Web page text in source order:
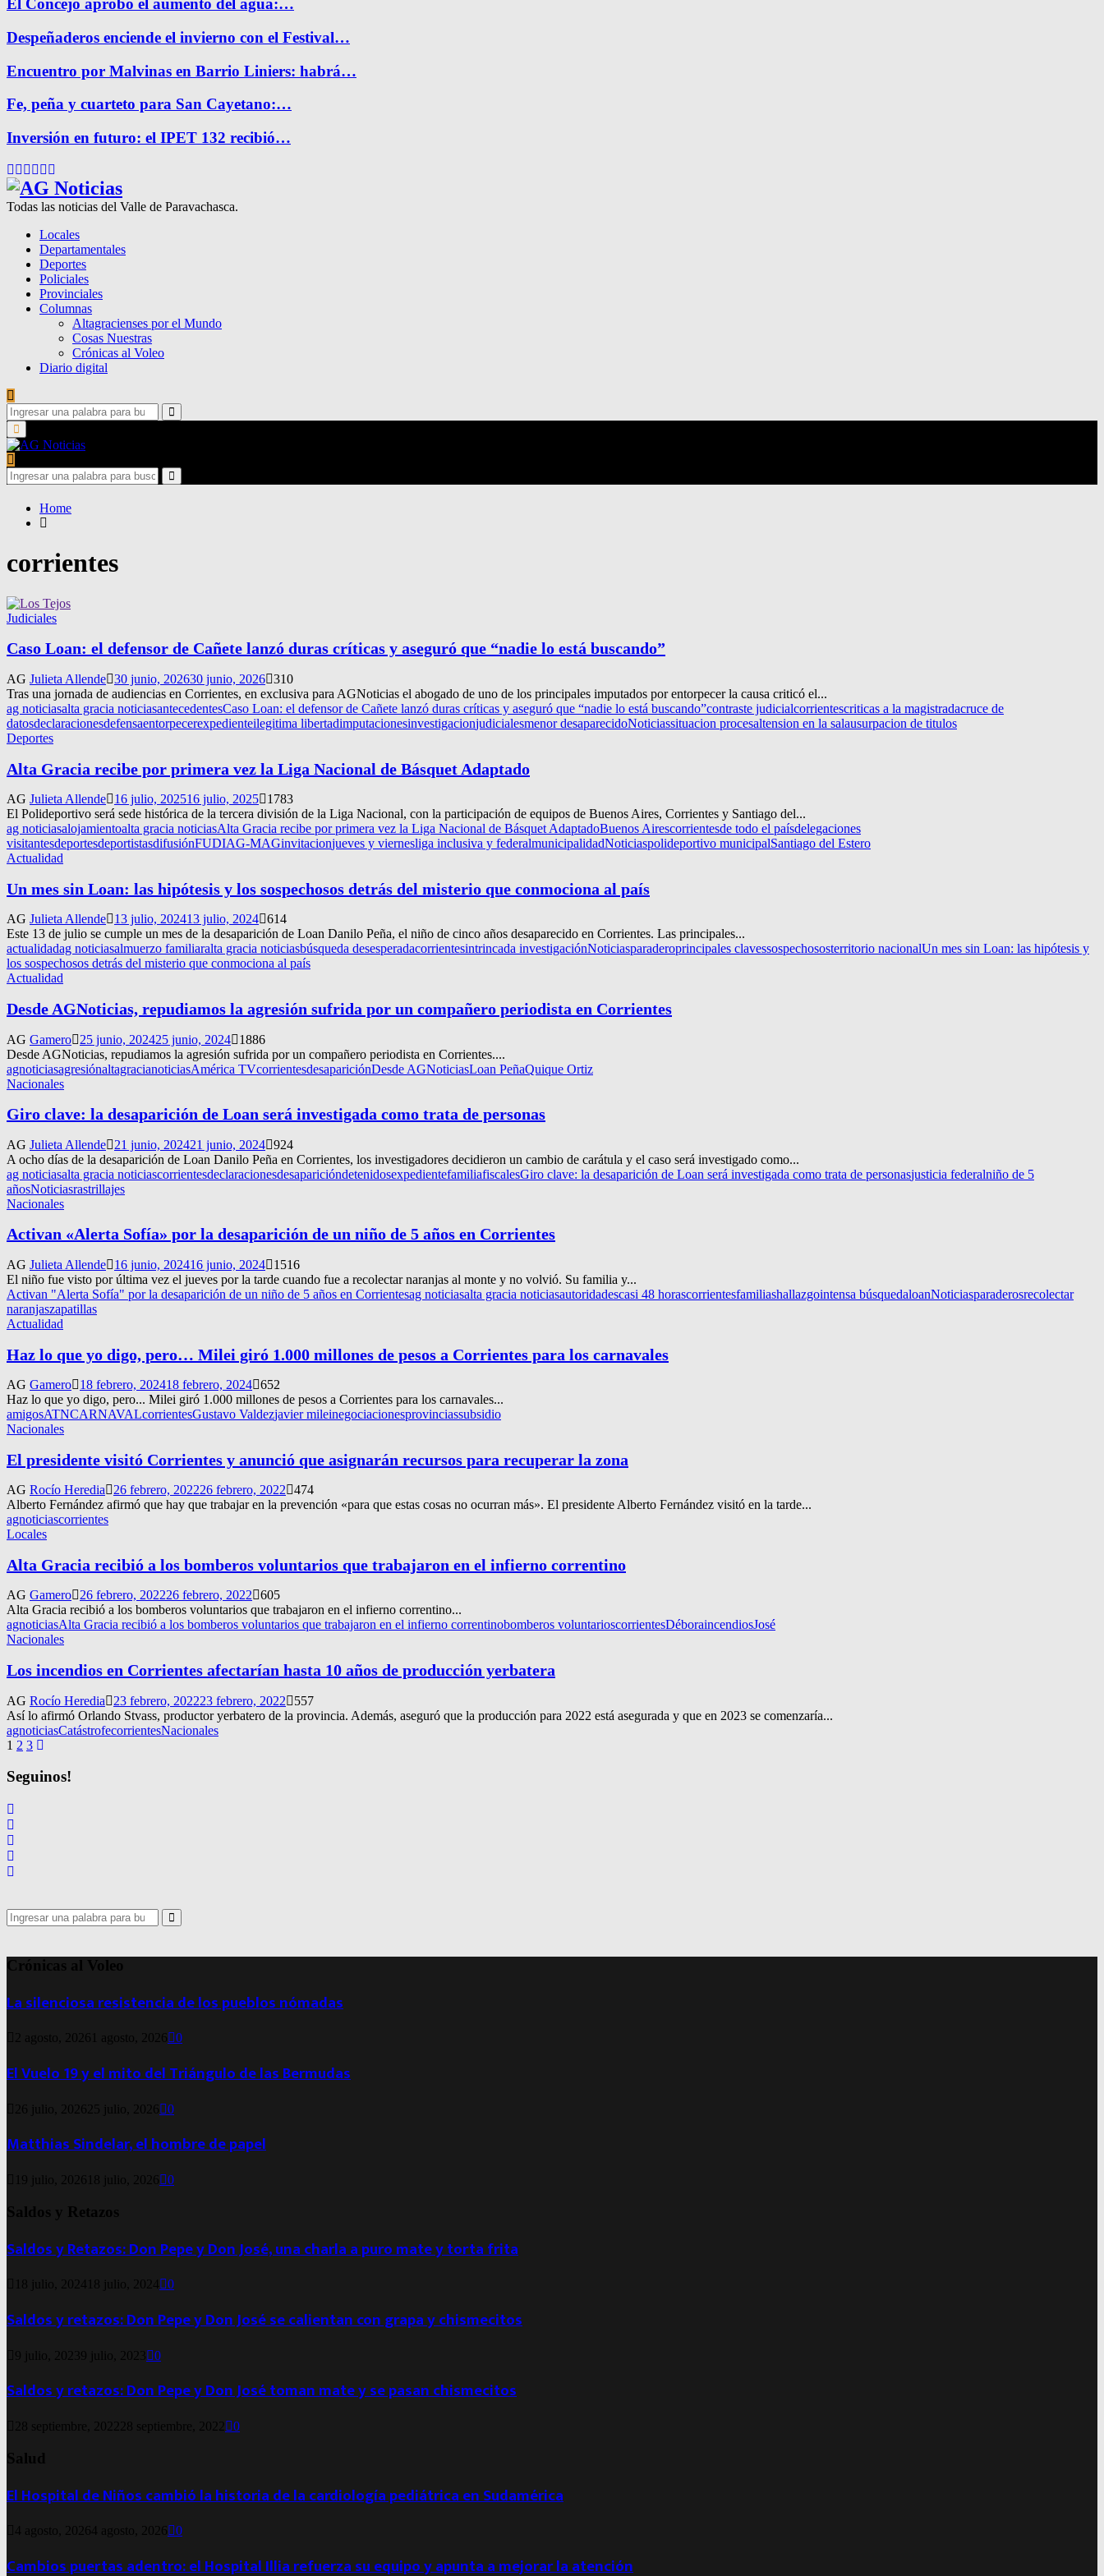
El Concejo aprobó el aumento del agua:…
Despeñaderos enciende el invierno con el Festival…
Encuentro por Malvinas en Barrio Liniers: habrá…
Fe, peña y cuarteto para San Cayetano:…
Inversión en futuro: el IPET 132 recibió…
Facebook
Twitter
Instagram
Pinterest
Google
Todas las noticias del Valle de Paravachasca.
Locales
Departamentales
Deportes
Policiales
Provinciales
Columnas
Altagracienses por el Mundo
Cosas Nuestras
Crónicas al Voleo
Diario digital
Search
for:
Search
Primary
Menu
Search
for:
Search
Home
corrientes
Judiciales
Caso Loan: el defensor de Cañete lanzó duras críticas y aseguró que “nadie lo está buscando”
AG Julieta Allende 30 junio, 202630 junio, 2026 310
Tras una jornada de audiencias en Corrientes, en exclusiva para AGNoticias el abogado de uno de los principales imputados por entorpecer la causa criticó el...
ag noticiasalta gracia noticiasantecedentesCaso Loan: el defensor de Cañete lanzó duras críticas y aseguró que “nadie lo está buscando”contraste judicialcorrientescriticas a la magistradacruce de
datosdeclaracionesdefensaentorpecerexpedienteilegitima libertadimputacionesinvestigacionjudicialesmenor desaparecidoNoticiassituacion procesaltension en la salausurpacion de titulos
Deportes
Alta Gracia recibe por primera vez la Liga Nacional de Básquet Adaptado
AG Julieta Allende 16 julio, 202516 julio, 2025
1783
El Polideportivo será sede histórica de la tercera división de la Liga Nacional, con la participación de equipos de Buenos Aires, Corrientes y Santiago del...
ag noticiasalojamientoalta gracia noticiasAlta Gracia recibe por primera vez la Liga Nacional de Básquet AdaptadoBuenos Airescorrientesde todo el paísdelegaciones
visitantesdeportesdeportistasdifusiónFUDIAG-MAGinvitacionjueves y viernesliga inclusiva y federalmunicipalidadNoticiaspolideportivo municipalSantiago del Estero
Actualidad
Un mes sin Loan: las hipótesis y los sospechosos detrás del misterio que conmociona al país
AG Julieta Allende 13 julio, 202413 julio, 2024 614
Este 13 de julio se cumple un mes de la desaparición de Loan Danilo Peña, el niño de cinco años desaparecido en Corrientes. Las principales...
actualidadag noticiasalmuerzo familiaralta gracia noticiasbúsqueda desesperadacorrientesintrincada investigaciónNoticiasparaderoprincipales clavessospechososterritorio nacionalUn mes sin Loan: las hipótesis y
los sospechosos detrás del misterio que conmociona al país
Actualidad
Desde AGNoticias, repudiamos la agresión sufrida por un compañero periodista en Corrientes
AG Gamero 25 junio, 202425 junio, 2024
1886
Desde AGNoticias, repudiamos la agresión sufrida por un compañero periodista en Corrientes....
agnoticiasagresiónaltagracianoticiasAmérica TVcorrientesdesapariciónDesde AGNoticiasLoan PeñaQuique Ortiz
Nacionales
Giro clave: la desaparición de Loan será investigada como trata de personas
AG Julieta Allende 21 junio, 202421 junio, 2024 924
A ocho días de la desaparición de Loan Danilo Peña en Corrientes, los investigadores decidieron un cambio de carátula y el caso será investigado como...
ag noticiasalta gracia noticiascorrientesdeclaracionesdesaparicióndetenidosexpedientefamiliafiscalesGiro clave: la desaparición de Loan será investigada como trata de personasjusticia federalniño de 5
añosNoticiasrastrillajes
Nacionales
Activan «Alerta Sofía» por la desaparición de un niño de 5 años en Corrientes
AG Julieta Allende 16 junio, 202416 junio, 2024
1516
El niño fue visto por última vez el jueves por la tarde cuando fue a recolectar naranjas al monte y no volvió. Su familia y...
Activan "Alerta Sofía" por la desaparición de un niño de 5 años en Corrientesag noticiasalta gracia noticiasautoridadescasi 48 horascorrientesfamiliashallazgointensa búsquedaloanNoticiasparaderosrecolectar
naranjaszapatillas
Actualidad
Haz lo que yo digo, pero… Milei giró 1.000 millones de pesos a Corrientes para los carnavales
AG Gamero 18 febrero, 202418 febrero, 2024 652
Haz lo que yo digo, pero... Milei giró 1.000 millones de pesos a Corrientes para los carnavales...
amigosATNCARNAVALcorrientesGustavo Valdezjavier mileinegociacionesprovinciassubsidio
Nacionales
El presidente visitó Corrientes y anunció que asignarán recursos para recuperar la zona
AG Rocío Heredia 26 febrero, 202226 febrero, 2022
474
Alberto Fernández afirmó que hay que trabajar en la prevención «para que estas cosas no ocurran más». El presidente Alberto Fernández visitó en la tarde...
agnoticiascorrientes
Locales
Alta Gracia recibió a los bomberos voluntarios que trabajaron en el infierno correntino
AG Gamero 26 febrero, 202226 febrero, 2022 605
Alta Gracia recibió a los bomberos voluntarios que trabajaron en el infierno correntino...
agnoticiasAlta Gracia recibió a los bomberos voluntarios que trabajaron en el infierno correntinobomberos voluntarioscorrientesDéboraincendiosJosé
Nacionales
Los incendios en Corrientes afectarían hasta 10 años de producción yerbatera
AG Rocío Heredia 23 febrero, 202223 febrero, 2022
557
Así lo afirmó Orlando Stvass, productor yerbatero de la provincia. Además, aseguró que la producción para 2022 está asegurada y que en 2023 se comenzaría...
agnoticiasCatástrofecorrientesNacionales
Navegación
de
entradas
1 2 3
Seguinos!
Search
for:
Search
Crónicas al Voleo
La silenciosa resistencia de los pueblos nómadas
2 agosto, 2026 1 agosto, 2026 0
El Vuelo 19 y el mito del Triángulo de las Bermudas
26 julio, 2026 25 julio, 2026 0
Matthias Sindelar, el hombre de papel
19 julio, 2026 18 julio, 2026 0
Saldos y Retazos
Saldos y Retazos: Don Pepe y Don José, una charla a puro mate y torta frita
18 julio, 2024 18 julio, 2024 0
Saldos y retazos: Don Pepe y Don José se calientan con grapa y chismecitos
9 julio, 20239 julio, 2023 0
Saldos y retazos: Don Pepe y Don José toman mate y se pasan chismecitos
28 septiembre, 2022 28 septiembre, 2022 0
Salud
El Hospital de Niños cambió la historia de la cardiología pediátrica en Sudamérica
4 agosto, 20264 agosto, 2026 0
Cambios puertas adentro: el Hospital Illia refuerza su equipo y apunta a mejorar la atención